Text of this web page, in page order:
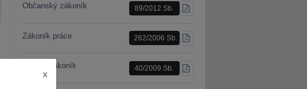
Občanský zákoník 89/2012 Sb.
STÁHNOUT
Zákoník práce 262/2006 Sb.
STÁHNOUT
Trestní zákoník 40/2009 Sb.
STÁHNOUT
x